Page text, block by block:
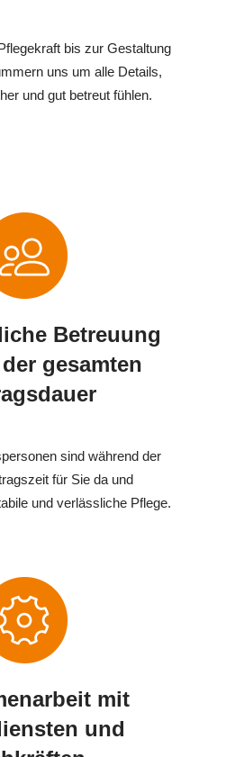
bis zur Gestaltung
uns um alle Details,
und gut betreut fühlen.
Betreuung
gesamten
sind während der
für Sie da und
und verlässliche Pflege.
mit
und